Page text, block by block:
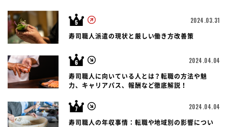
2024.03.31
寿司職人派遣の現状と厳しい働き方改善策
2024.04.04
寿司職人に向いている人とは？転職の方法や魅
力、キャリアパス、報酬など徹底解説！
2024.04.04
寿司職人の年収事情：転職や地域別の影響につい